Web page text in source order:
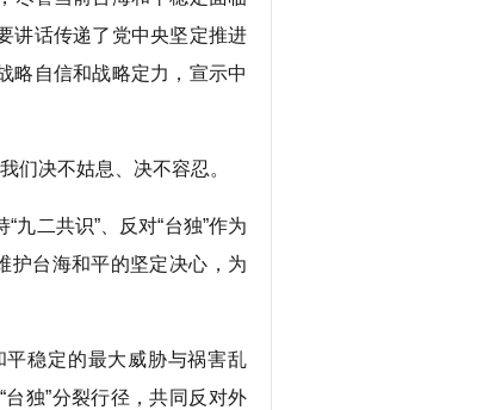
讲话传递了党中央坚定推进
略自信和战略定力，宣示中
们决不姑息、决不容忍。
二共识”、反对“台独”作为
护台海和平的坚定决心，为
稳定的最大威胁与祸害乱
独”分裂行径，共同反对外